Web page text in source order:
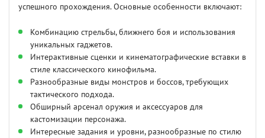
успешного прохождения. Основные особенности включают:
Комбинацию стрельбы, ближнего боя и использования
уникальных гаджетов.
Интерактивные сценки и кинематографические вставки в
стиле классического кинофильма.
Разнообразные виды монстров и боссов, требующих
тактического подхода.
Обширный арсенал оружия и аксессуаров для
кастомизации персонажа.
Интересные задания и уровни, разнообразные по стилю